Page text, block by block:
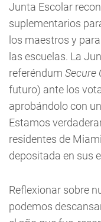
Junta Escolar
suplementarios
los maestros y
las escuelas. La
referéndum Secure
futuro) ante los
aprobándolo con
Estamos
residentes de
depositada en sus
Reflexionar sobre
podemos